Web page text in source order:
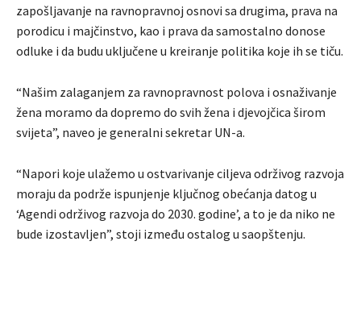
zapošljavanje na ravnopravnoj osnovi sa drugima, prava na
porodicu i majčinstvo, kao i prava da samostalno donose
odluke i da budu uključene u kreiranje politika koje ih se tiču.
“Našim zalaganjem za ravnopravnost polova i osnaživanje
žena moramo da dopremo do svih žena i djevojčica širom
svijeta”, naveo je generalni sekretar UN-a.
“Napori koje ulažemo u ostvarivanje ciljeva održivog razvoja
moraju da podrže ispunjenje ključnog obećanja datog u
‘Agendi održivog razvoja do 2030. godine’, a to je da niko ne
bude izostavljen”, stoji između ostalog u saopštenju.